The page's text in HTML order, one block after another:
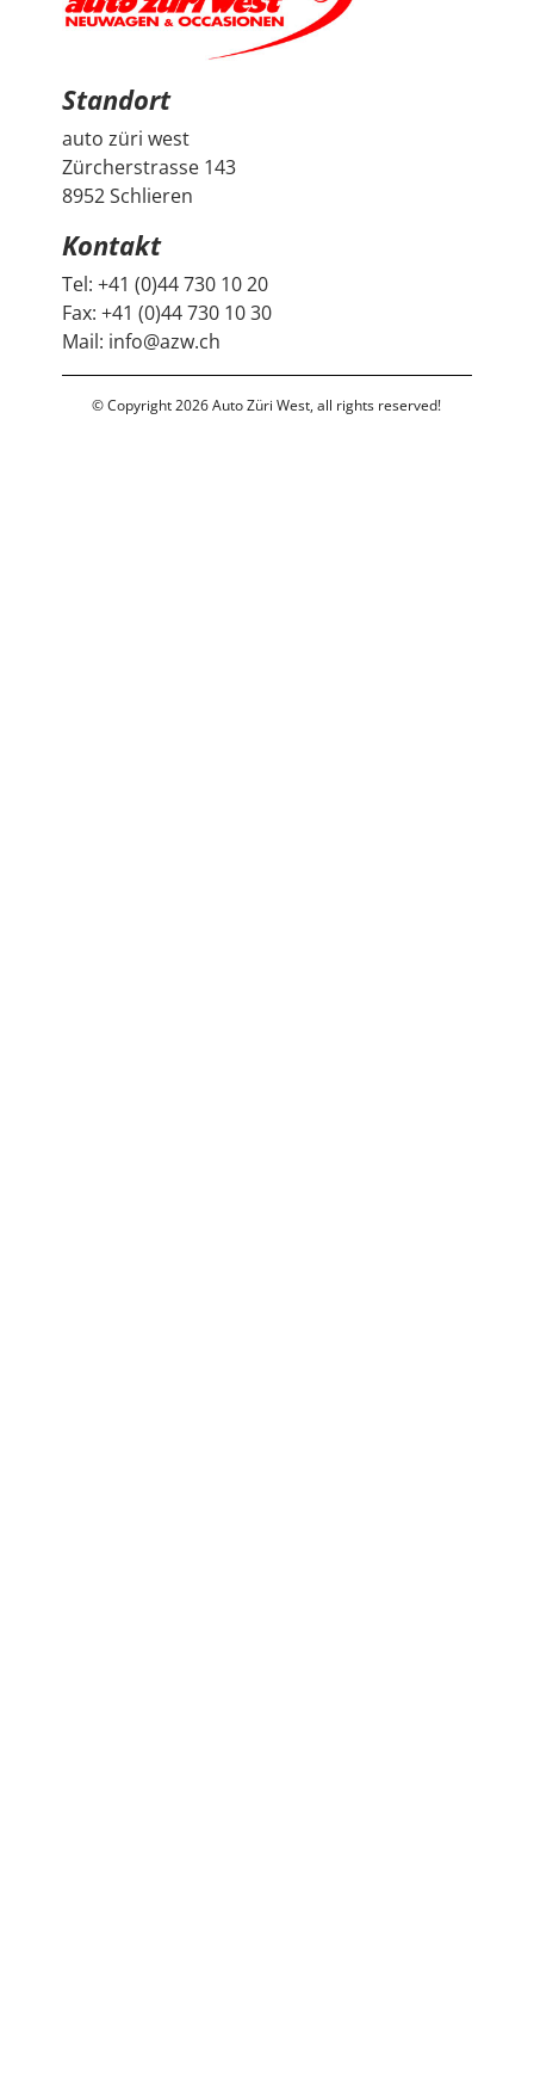
freuen uns sehr über unseren Peugeot 2008 und
bedanken uns herzlich bei Auto Züri West sowie bei
Herrn Francesco Salerno für die angenehme Beratung,
den guten Austausch und den super Deal.
Standort
auto züri west
Zürcherstrasse 143
8952 Schlieren
Kontakt
Tel:+41 (0)44 730 10 20
Fax:+41 (0)44 730 10 30
Mail: info@azw.ch
© Copyright 2026 Auto Züri West, all rights reserved!